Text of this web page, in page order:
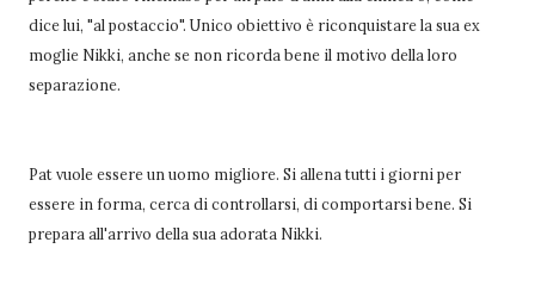
dice lui, "al postaccio". Unico obiettivo è riconquistare la sua ex
moglie Nikki, anche se non ricorda bene il motivo della loro
separazione.
Pat vuole essere un uomo migliore. Si allena tutti i giorni per
essere in forma, cerca di controllarsi, di comportarsi bene. Si
prepara all'arrivo della sua adorata Nikki.